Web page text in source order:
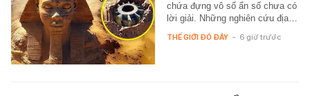
chứa đựng vô số ẩn số chưa có
lời giải. Những nghiên cứu địa…
THẾ GIỚI ĐÓ ĐÂY - 6 giờ trước